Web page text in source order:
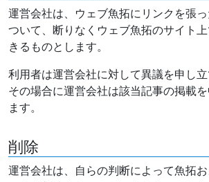
運営会社は、ウェブ魚拓にリンクを張
ついて、断りなくウェブ魚拓のサイト
きるものとします。
利用者は運営会社に対して異議を申し立
その場合に運営会社は該当記事の掲載
ます。
削除
運営会社は、自らの判断によって魚拓